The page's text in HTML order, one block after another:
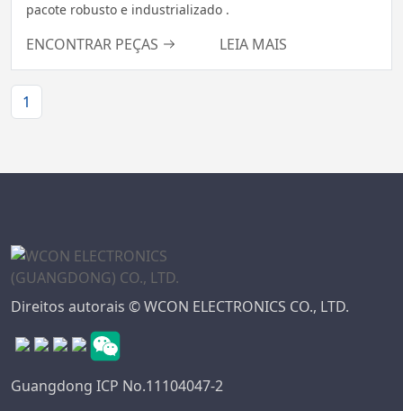
pacote robusto e industrializado .
ENCONTRAR PEÇAS LEIA MAIS
1
Direitos autorais © WCON ELECTRONICS CO., LTD.
Guangdong ICP No.11104047-2